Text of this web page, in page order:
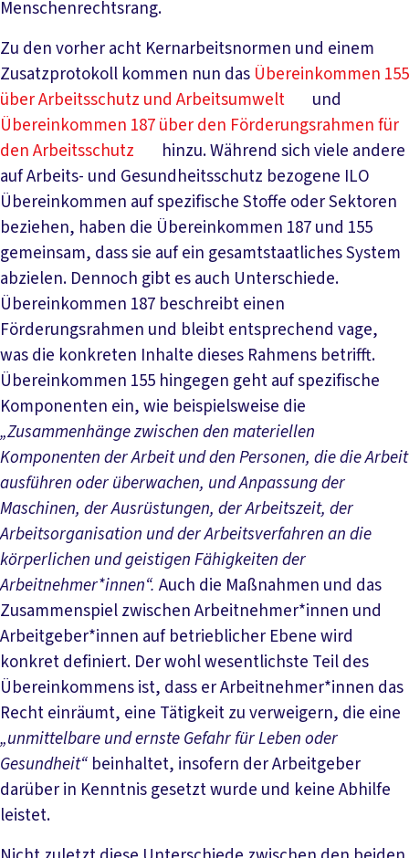
Menschenrechtsrang.
Zu den vorher acht Kernarbeitsnormen und einem
Zusatzprotokoll kommen nun das Übereinkommen 155
über Arbeitsschutz und Arbeitsumwelt
und
Übereinkommen 187 über den Förderungsrahmen für
den Arbeitsschutz
hinzu. Während sich viele andere
auf Arbeits- und Gesundheitsschutz bezogene ILO
Übereinkommen auf spezifische Stoffe oder Sektoren
beziehen, haben die Übereinkommen 187 und 155
gemeinsam, dass sie auf ein gesamtstaatliches System
abzielen. Dennoch gibt es auch Unterschiede.
Übereinkommen 187 beschreibt einen
Förderungsrahmen und bleibt entsprechend vage,
was die konkreten Inhalte dieses Rahmens betrifft.
Übereinkommen 155 hingegen geht auf spezifische
Komponenten ein, wie beispielsweise die
„Zusammenhänge zwischen den materiellen
Komponenten der Arbeit und den Personen, die die Arbeit
ausführen oder überwachen, und Anpassung der
Maschinen, der Ausrüstungen, der Arbeitszeit, der
Arbeitsorganisation und der Arbeitsverfahren an die
körperlichen und geistigen Fähigkeiten der
Arbeitnehmer*innen“. Auch die Maßnahmen und das
Zusammenspiel zwischen Arbeitnehmer*innen und
Arbeitgeber*innen auf betrieblicher Ebene wird
konkret definiert. Der wohl wesentlichste Teil des
Übereinkommens ist, dass er Arbeitnehmer*innen das
Recht einräumt, eine Tätigkeit zu verweigern, die eine
„unmittelbare und ernste Gefahr für Leben oder
Gesundheit“ beinhaltet, insofern der Arbeitgeber
darüber in Kenntnis gesetzt wurde und keine Abhilfe
leistet.